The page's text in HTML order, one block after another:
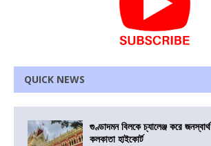
QUICK NEWS
গুণ্ডাদমন বিলকে চ্যালেঞ্জ করে
কলকাতা হাইকোর্ট